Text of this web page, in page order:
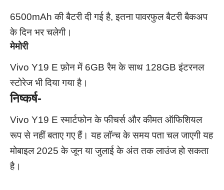
6500mAh की बैटरी दी गई है, इतना पावरफुल बैटरी बैकअप
के दिन भर चलेगी।
मेमोरी
Vivo Y19 E फ़ोन में 6GB रैम के साथ 128GB इंटरनल
स्टोरेज भी दिया गया है।
निष्कर्ष-
Vivo Y19 E स्मार्टफोन के फीचर्स और कीमत ऑफिशियल
रूप से नहीं बताए गए हैं। यह लॉन्च के समय पता चल जाएगी यह
मोबाइल 2025 के जून या जुलाई के अंत तक लाउंज हो सकता
है।